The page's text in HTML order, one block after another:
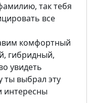
так тебя
все
комфортный
гибридный,
увидеть
выбрал эту
интересны